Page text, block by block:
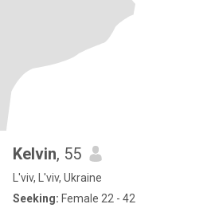
Kelvin, 55
L'viv, L'viv, Ukraine
Seeking: Female 22 - 42